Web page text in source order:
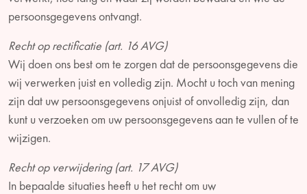
persoonsgegevens ontvangt.
Recht op rectificatie (art. 16 AVG)
Wij doen ons best om te zorgen dat de persoonsgegevens die
wij verwerken juist en volledig zijn. Mocht u toch van mening
zijn dat uw persoonsgegevens onjuist of onvolledig zijn, dan
kunt u verzoeken om uw persoonsgegevens aan te vullen of te
wijzigen.
Recht op verwijdering (art. 17 AVG)
In bepaalde situaties heeft u het recht om uw